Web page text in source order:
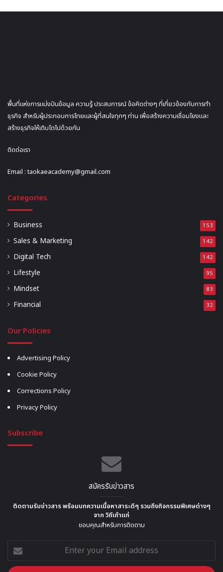
พื้นที่แห่งการแบ่งปันข้อมูล ความรู้ ประสบการณ์ ข้อคิดต่างๆ ที่เกี่ยวข้องกับการทำ
ธุรกิจ สำหรับผู้ประกอบการไทยและผู้ที่สนใจทุกๆ ท่าน เพื่อสร้างความเชื่อมโยงและ
สร้างธุรกิจให้เติบโตไปด้วยกัน
ติดต่อเรา
Email :taokaeacademy@gmail.com
Categories
Business 153
Sales & Marketing 142
Digital Tech 142
Lifestyle 95
Mindset 83
Financial 32
Our Policies
Advertising Policy
Cookie Policy
Corrections Policy
Privacy Policy
Subscribe
สมัครรับข่าวสาร
ติดตามรับข่าวสาร พร้อมบทความเนื้อหาสาระดีๆ รวมถึงกิจกรรมพิเศษต่างๆ
จาก วิถีเถ้าแก่
ขอบคุณสำหรับการติดตาม
Enter
your
Email